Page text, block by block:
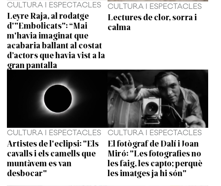
CULTURA I ESPECTACLES
Leyre Raja, al rodatge
d'"Embolicats": “Mai
m'havia imaginat que
acabaria ballant al costat
d’actors que havia vist a la
gran pantalla
CULTURA I ESPECTACLES
Lectures de clor, sorra i
calma
CULTURA I ESPECTACLES
Artistes de l'eclipsi: "Els
cavalls i els camells que
muntàvem es van
desbocar"
CULTURA I ESPECTACLES
El fotògraf de Dalí i Joan
Miró: "Les fotografies no
les faig, les capto; perquè
les imatges ja hi són"